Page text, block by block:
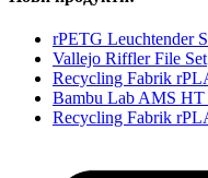
rPETG Leuchtender
Vallejo Riffler File Set
Recycling Fabrik
Bambu Lab AMS
Recycling Fabrik